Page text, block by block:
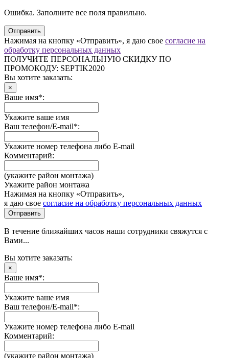
Ошибка. Заполните все поля правильно.
Отправить
Нажимая на кнопку «Отправить», я даю свое согласие на
обработку персональных данных
ПОЛУЧИТЕ ПЕРСОНАЛЬНУЮ СКИДКУ ПО
ПРОМОКОДУ: SEPTIK2020
Вы хотите заказать:
×
Ваше имя*:
Укажите ваше имя
Ваш телефон/E-mail*:
Укажите номер телефона либо E-mail
Комментарий:
(укажите район монтажа)
Укажите район монтажа
Нажимая на кнопку «Отправить»,
я даю свое согласие на обработку персональных данных
Отправить
В течение ближайших часов наши сотрудники свяжутся с
Вами...
Вы хотите заказать:
×
Ваше имя*:
Укажите ваше имя
Ваш телефон/E-mail*:
Укажите номер телефона либо E-mail
Комментарий:
(укажите район монтажа)